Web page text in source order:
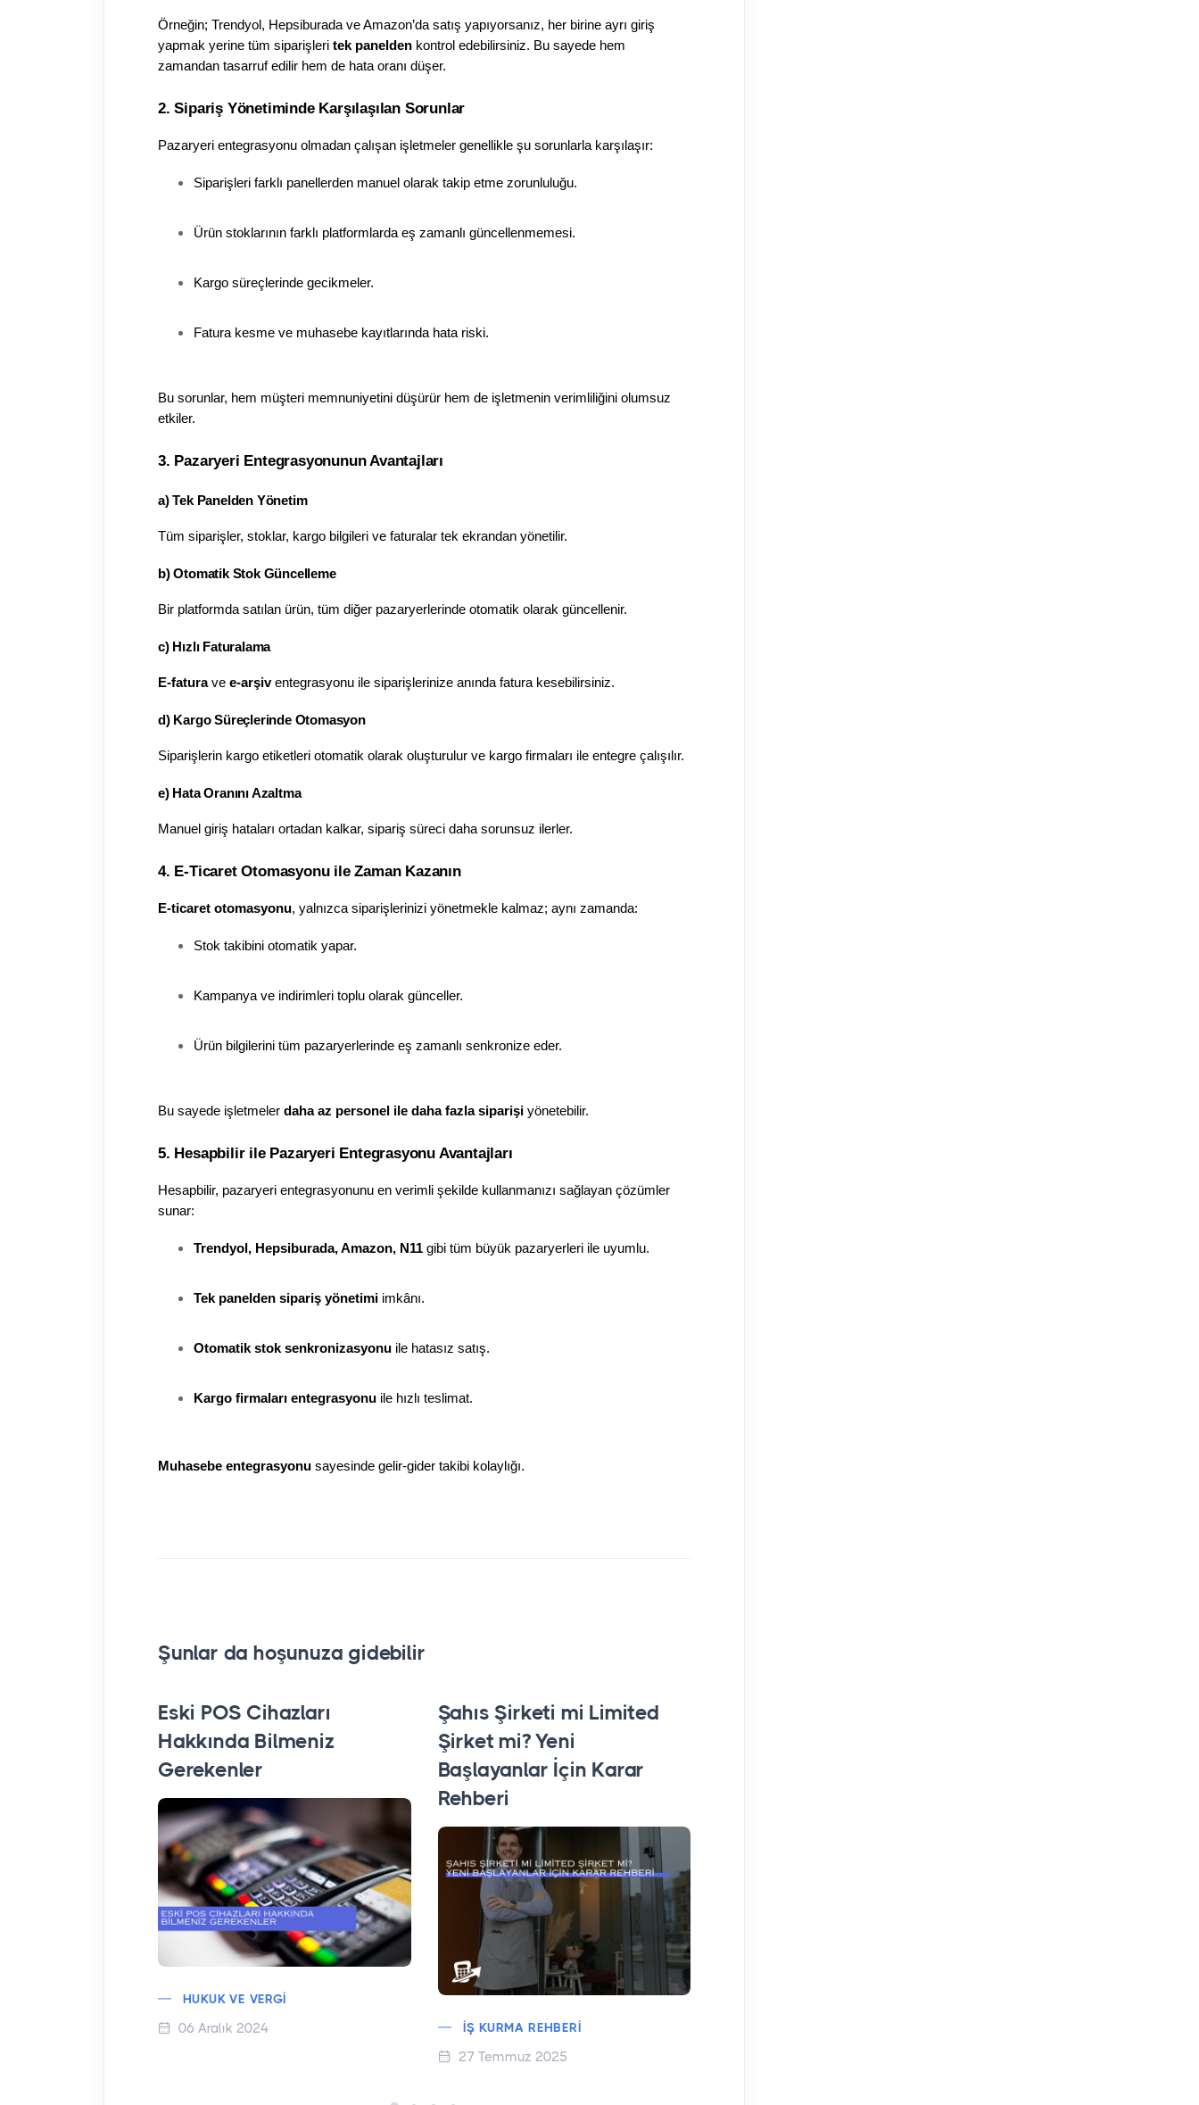
Örneğin; Trendyol, Hepsiburada ve Amazon’da satış yapıyorsanız, her birine ayrı giriş
yapmak yerine tüm siparişleri tek panelden kontrol edebilirsiniz. Bu sayede hem
zamandan tasarruf edilir hem de hata oranı düşer.
2. Sipariş Yönetiminde Karşılaşılan Sorunlar
Pazaryeri entegrasyonu olmadan çalışan işletmeler genellikle şu sorunlarla karşılaşır:
Siparişleri farklı panellerden manuel olarak takip etme zorunluluğu.
Ürün stoklarının farklı platformlarda eş zamanlı güncellenmemesi.
Kargo süreçlerinde gecikmeler.
Fatura kesme ve muhasebe kayıtlarında hata riski.
Bu sorunlar, hem müşteri memnuniyetini düşürür hem de işletmenin verimliliğini olumsuz
etkiler.
3. Pazaryeri Entegrasyonunun Avantajları
a) Tek Panelden Yönetim
Tüm siparişler, stoklar, kargo bilgileri ve faturalar tek ekrandan yönetilir.
b) Otomatik Stok Güncelleme
Bir platformda satılan ürün, tüm diğer pazaryerlerinde otomatik olarak güncellenir.
c) Hızlı Faturalama
E-fatura ve e-arşiv entegrasyonu ile siparişlerinize anında fatura kesebilirsiniz.
d) Kargo Süreçlerinde Otomasyon
Siparişlerin kargo etiketleri otomatik olarak oluşturulur ve kargo firmaları ile entegre çalışılır.
e) Hata Oranını Azaltma
Manuel giriş hataları ortadan kalkar, sipariş süreci daha sorunsuz ilerler.
4. E-Ticaret Otomasyonu ile Zaman Kazanın
E-ticaret otomasyonu, yalnızca siparişlerinizi yönetmekle kalmaz; aynı zamanda:
Stok takibini otomatik yapar.
Kampanya ve indirimleri toplu olarak günceller.
Ürün bilgilerini tüm pazaryerlerinde eş zamanlı senkronize eder.
Bu sayede işletmeler daha az personel ile daha fazla siparişi yönetebilir.
5. Hesapbilir ile Pazaryeri Entegrasyonu Avantajları
Hesapbilir, pazaryeri entegrasyonunu en verimli şekilde kullanmanızı sağlayan çözümler
sunar:
Trendyol, Hepsiburada, Amazon, N11 gibi tüm büyük pazaryerleri ile uyumlu.
Tek panelden sipariş yönetimi imkânı.
Otomatik stok senkronizasyonu ile hatasız satış.
Kargo firmaları entegrasyonu ile hızlı teslimat.
Muhasebe entegrasyonu sayesinde gelir-gider takibi kolaylığı.
Şunlar da hoşunuza gidebilir
Eski POS Cihazları
Hakkında Bilmeniz
Gerekenler
HUKUK VE VERGI
06 Aralık 2024
Şahıs Şirketi mi Limited
Şirket mi? Yeni
Başlayanlar İçin Karar
Rehberi
İŞ KURMA REHBERI
27 Temmuz 2025